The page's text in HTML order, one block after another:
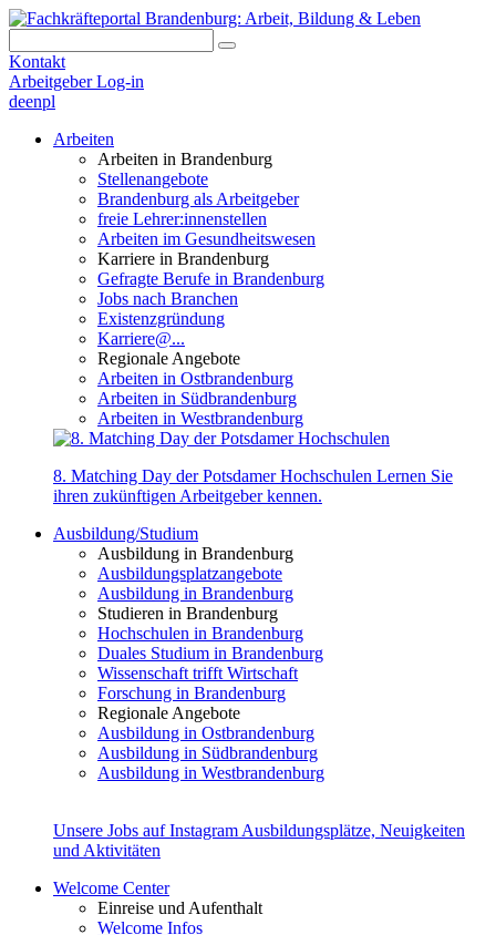
Kontakt
Arbeitgeber Log-in
deenpl
Arbeiten
Arbeiten in Brandenburg
Stellenangebote
Brandenburg als Arbeitgeber
freie Lehrer:innenstellen
Arbeiten im Gesundheitswesen
Karriere in Brandenburg
Gefragte Berufe in Brandenburg
Jobs nach Branchen
Existenzgründung
Karriere@...
Regionale Angebote
Arbeiten in Ostbrandenburg
Arbeiten in Südbrandenburg
Arbeiten in Westbrandenburg
8. Matching Day der Potsdamer Hochschulen Lernen Sie
ihren zukünftigen Arbeitgeber kennen.
Ausbildung/Studium
Ausbildung in Brandenburg
Ausbildungsplatzangebote
Ausbildung in Brandenburg
Studieren in Brandenburg
Hochschulen in Brandenburg
Duales Studium in Brandenburg
Wissenschaft trifft Wirtschaft
Forschung in Brandenburg
Regionale Angebote
Ausbildung in Ostbrandenburg
Ausbildung in Südbrandenburg
Ausbildung in Westbrandenburg
Unsere Jobs auf Instagram Ausbildungsplätze, Neuigkeiten
und Aktivitäten
Welcome Center
Einreise und Aufenthalt
Welcome Infos